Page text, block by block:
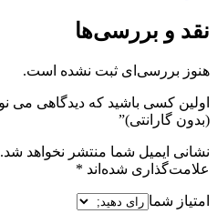
نقد و بررسی‌ها
هنوز بررسی‌ای ثبت نشده است.
(بدون گارانتی)”
نشانی ایمیل شما منتشر نخواهد شد.
علامت‌گذاری شده‌اند *
امتیاز شما